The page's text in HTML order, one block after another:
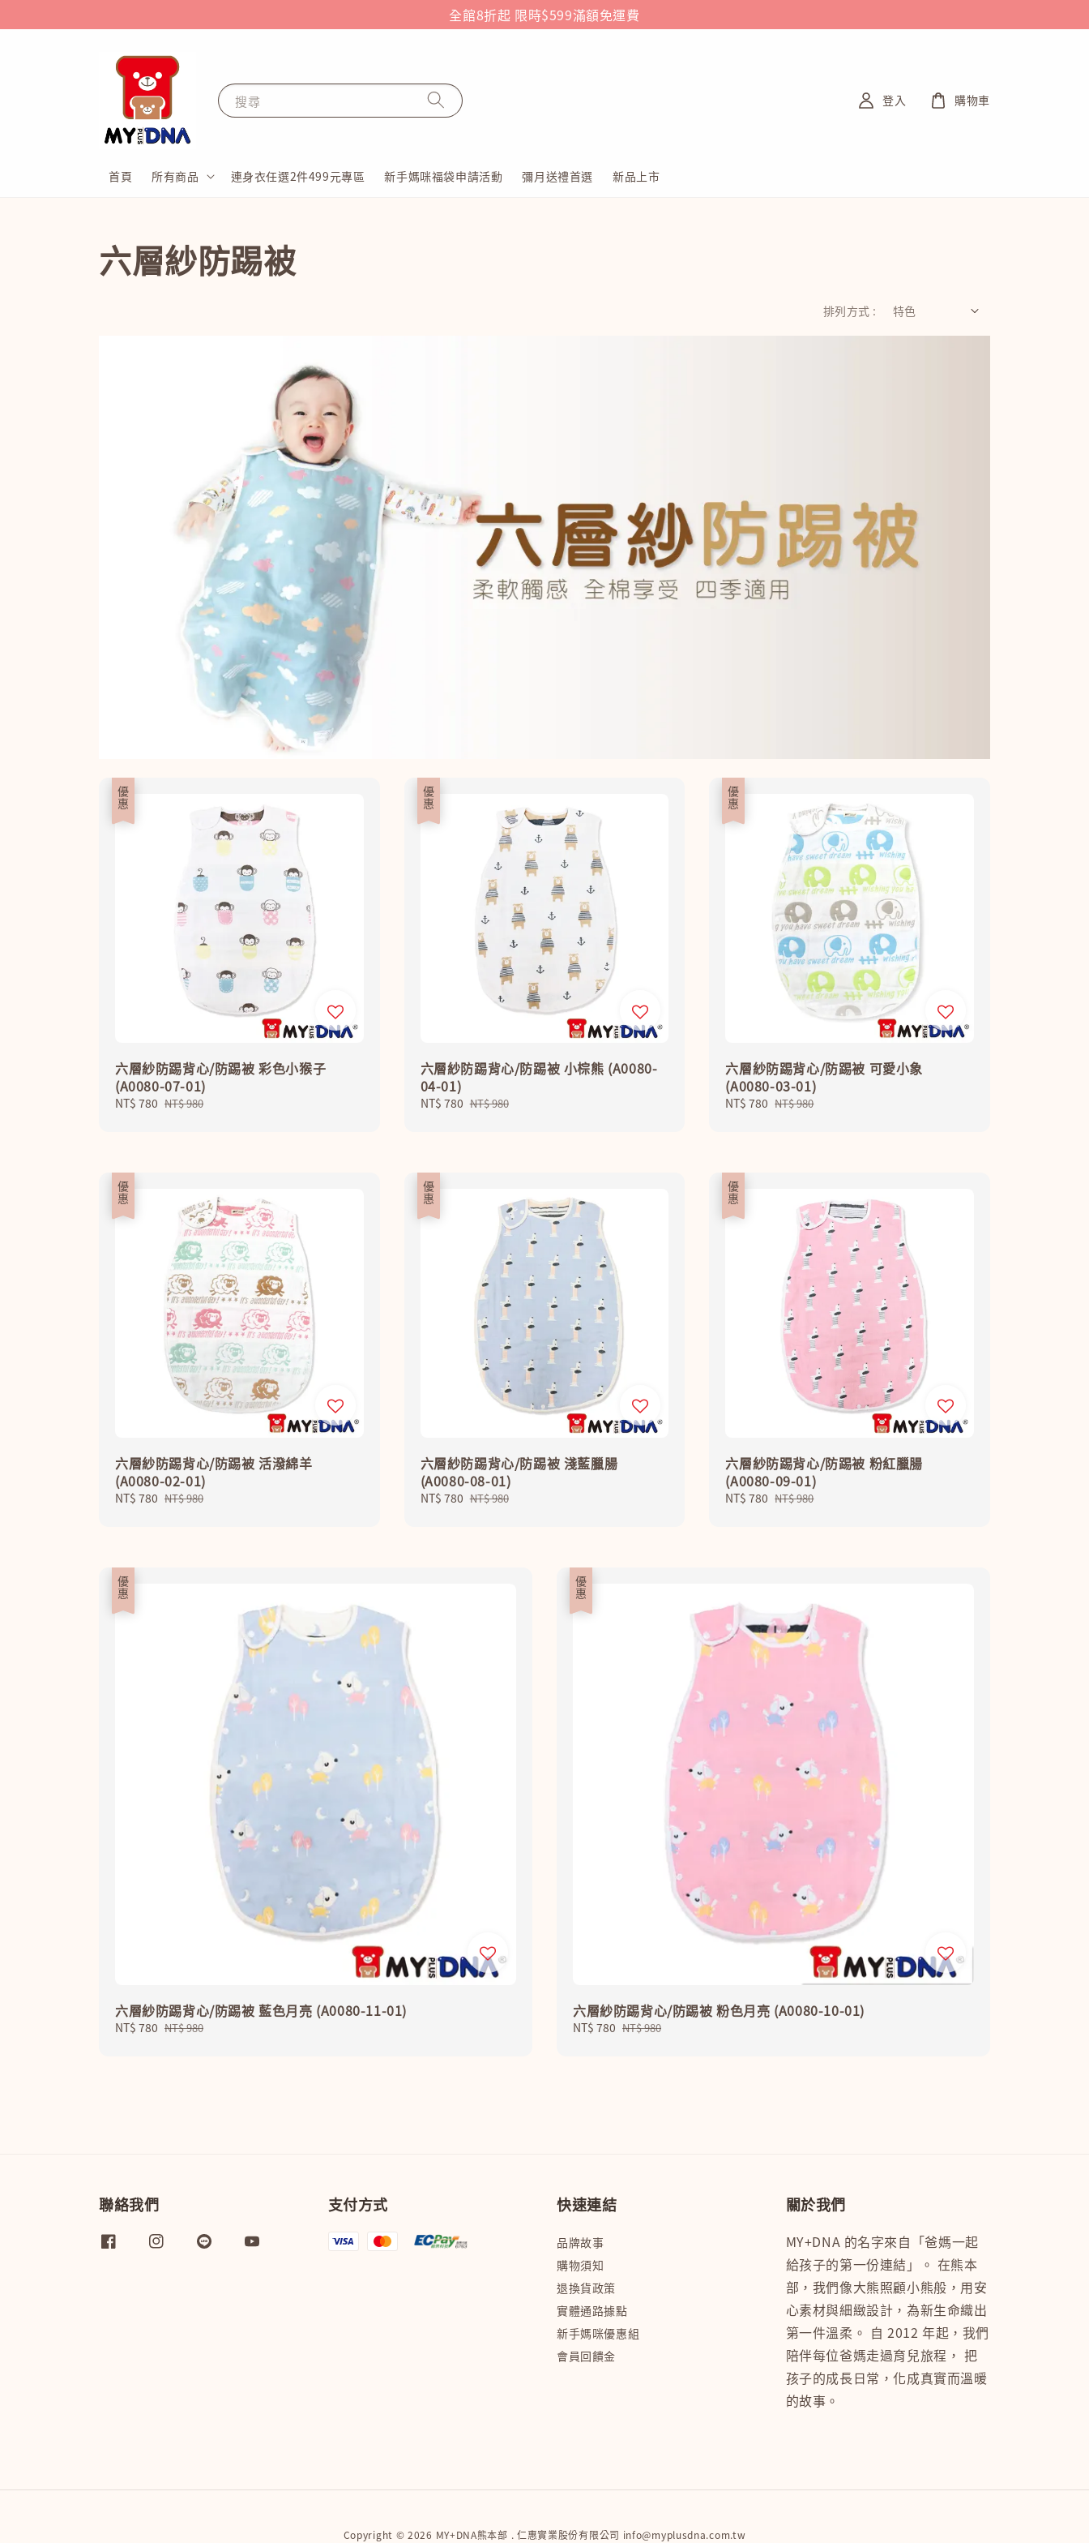
全館8折起 限時$599滿額免運費
搜尋
首頁 所有商品 連身衣任選2件499元專區 新手媽咪福袋申請活動 彌月送禮首選 新品上市
登入 購物車
六層紗防踢被
排列方式 :
優惠
六層紗防踢背心/防踢被 彩色小猴子
(A0080-07-01)
Sale
NT$ 780 Regular
NT$ 980
優惠
六層紗防踢背心/防踢被 小棕熊 (A0080-
04-01)
Sale
NT$ 780 Regular
NT$ 980
優惠
六層紗防踢背心/防踢被 可愛小象
(A0080-03-01)
Sale
NT$ 780 Regular
NT$ 980
優惠
六層紗防踢背心/防踢被 活潑綿羊
(A0080-02-01)
Sale
NT$ 780 Regular
NT$ 980
優惠
六層紗防踢背心/防踢被 淺藍臘腸
(A0080-08-01)
Sale
NT$ 780 Regular
NT$ 980
優惠
六層紗防踢背心/防踢被 粉紅臘腸
(A0080-09-01)
Sale
NT$ 780 Regular
NT$ 980
優惠
六層紗防踢背心/防踢被 藍色月亮 (A0080-11-01)
Sale
NT$ 780 Regular
NT$ 980
優惠
六層紗防踢背心/防踢被 粉色月亮 (A0080-10-01)
Sale
NT$ 780 Regular
NT$ 980
聯絡我們 支付方式 快速連結
品牌故事
購物須知
退換貨政策
實體通路據點
新手媽咪優惠組
會員回饋金
關於我們
MY+DNA 的名字來自「爸媽一起
給孩子的第一份連結」。 在熊本
部，我們像大熊照顧小熊般，用安
心素材與細緻設計，為新生命織出
第一件溫柔。 自 2012 年起，我們
陪伴每位爸媽走過育兒旅程， 把
孩子的成長日常，化成真實而溫暖
的故事。
Copyright © 2026 MY+DNA熊本部 . 仁惠實業股份有限公司 info@myplusdna.com.tw